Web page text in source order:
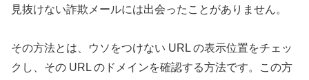
見抜けない詐欺メールには出会ったことがありません。
その方法とは、ウソをつけない URL の表示位置をチェッ
クし、その URL のドメインを確認する方法です。この方